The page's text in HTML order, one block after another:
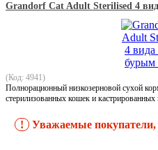
Grandorf Cat Adult Sterilised 4
(Код: 4941)
Полнорационный низкозерновой сухой
стерилизованных кошек и кастрированных
!
Уважаемые покупатели,